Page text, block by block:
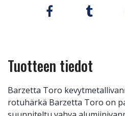
Tuotteen tiedot
Barzetta Toro
rotuhärkä Barzetta Toro on